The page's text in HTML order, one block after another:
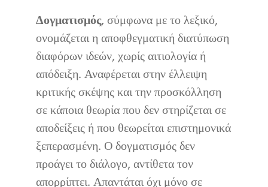
Δογματισμός,σύμφωνα με το λεξικό,
ονομάζεται η αποφθεγματική διατύπωση
διαφόρων ιδεών, χωρίς αιτιολογία ή
απόδειξη. Αναφέρεται στην έλλειψη
κριτικής σκέψης και την προσκόλληση
σε κάποια θεωρία που δεν στηρίζεται σε
αποδείξεις ή που θεωρείται επιστημονικά
ξεπερασμένη. Ο δογματισμός δεν
προάγει το διάλογο, αντίθετα τον
απορρίπτει. Απαντάται όχι μόνο σε